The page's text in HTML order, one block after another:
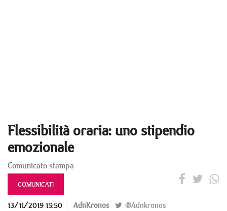
Flessibilità oraria: uno stipendio
emozionale
Comunicato stampa
COMUNICATI
13/11/2019 15:50 AdnKronos @Adnkronos